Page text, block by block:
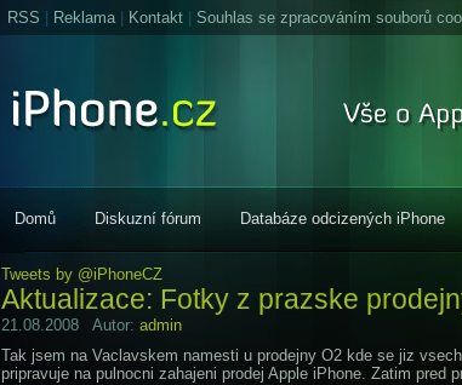
RSS Reklama| Kontakt Souhlas se zpracováním souborů
Domů Diskuzní fórum Databáze odcizených iPhone
Tweets by @iPhoneCZ
Aktualizace: Fotky z prazske
21.08.2008 Autor: admin
Tak jsem na Vaclavskem namesti u prodejny O2 kde se jiz
pripravuje na pulnocni zahajeni prodej Apple iPhone. Zatim pred